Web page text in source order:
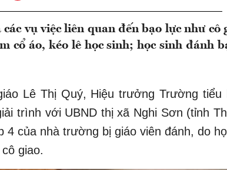
vụ việc liên quan đến bạo lực như cô
cổ áo, kéo lê học sinh; học sinh đánh
Lê Thị Quý, Hiệu trưởng Trường tiểu
trình với UBND thị xã Nghi Sơn (tỉnh
4 của nhà trường bị giáo viên đánh, do
giao.